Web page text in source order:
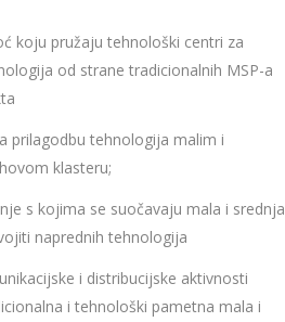
koju pružaju tehnološki centri za
od strane tradicionalnih MSP-a
prilagodbu tehnologija malim i
klasteru;
s kojima se suočavaju mala i srednja
naprednih tehnologija
i distribucijske aktivnosti
i tehnološki pametna mala i